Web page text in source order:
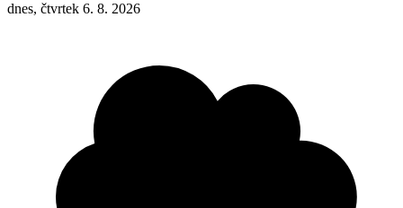
dnes, čtvrtek 6. 8. 2026